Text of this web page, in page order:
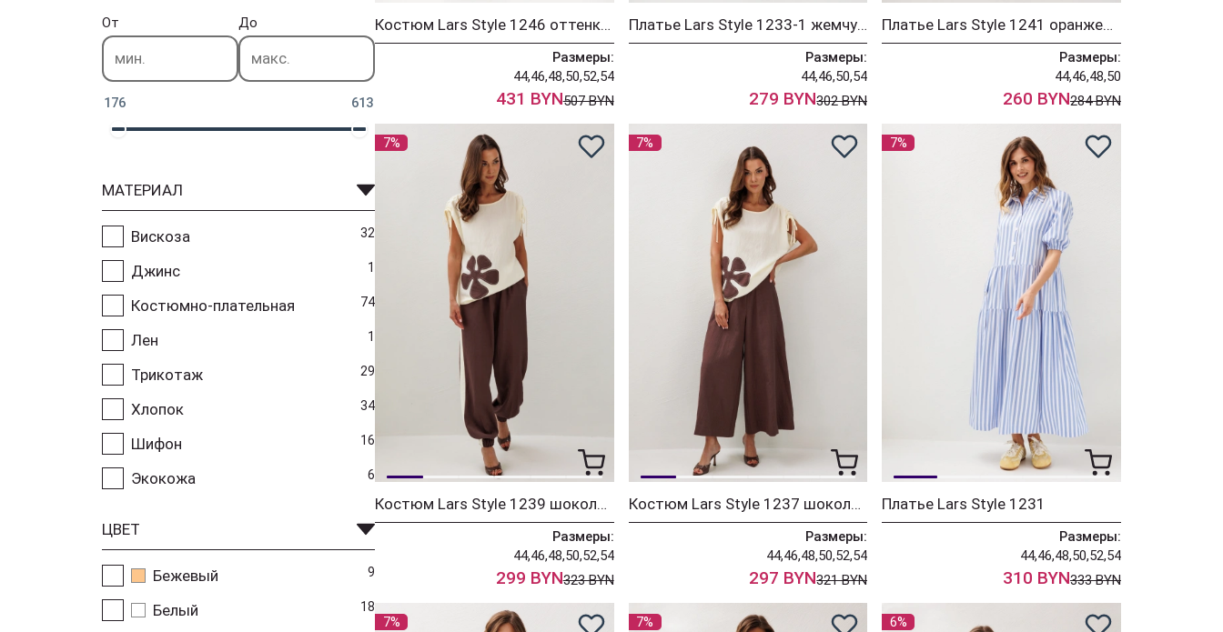
От До
176 613
МАТЕРИАЛ
Вискоза 32
Джинс 1
Костюмно-плательная 74
Лен 1
Трикотаж 29
Хлопок 34
Шифон 16
Экокожа 6
ЦВЕТ
Бежевый 9
Белый 18
Костюм Lars Style 1246 оттенки бордо+молочного
Размеры:
44,46,48,50,52,54
431 BYN507 BYN
Платье Lars Style 1233-1 жемчужный+черный
Размеры:
44,46,50,54
279 BYN302 BYN
Платье Lars Style 1241 оранжево-голубое
Размеры:
44,46,48,50
260 BYN284 BYN
7%
Костюм Lars Style 1239 шоколадный+молочный
Размеры:
44,46,48,50,52,54
299 BYN323 BYN
7%
Костюм Lars Style 1237 шоколадный+молочный
Размеры:
44,46,48,50,52,54
297 BYN321 BYN
7%
Платье Lars Style 1231
Размеры:
44,46,48,50,52,54
310 BYN333 BYN
7% 7% 6%